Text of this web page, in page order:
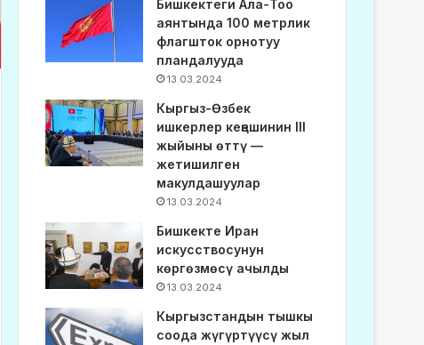
Бишкектеги Ала-Тоо
аянтында 100 метрлик
флагшток орнотуу
пландалууда
13.03.2024
Кыргыз-Өзбек
ишкерлер кеңешинин III
жыйыны өттү —
жетишилген
макулдашуулар
13.03.2024
Бишкекте Иран
искусствосунун
көргөзмөсү ачылды
13.03.2024
Кыргызстандын тышкы
соода жүгүртүүсү жыл